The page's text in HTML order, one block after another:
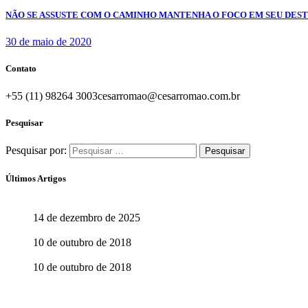
NÃO SE ASSUSTE COM O CAMINHO MANTENHA O FOCO EM SEU
30 de maio de 2020
Contato
+55 (11) 98264 3003cesarromao@cesarromao.com.br
Pesquisar
Pesquisar por:
Últimos Artigos
14 de dezembro de 2025
10 de outubro de 2018
10 de outubro de 2018